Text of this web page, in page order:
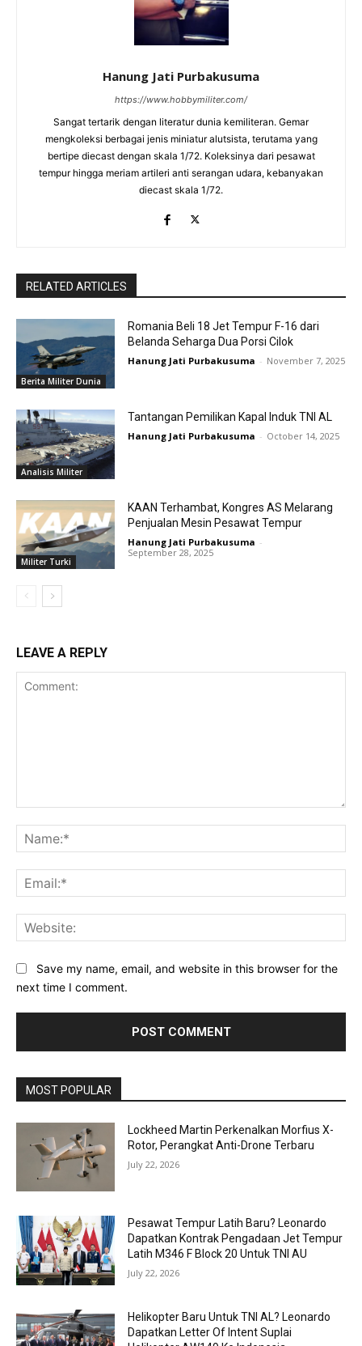
Hanung Jati Purbakusuma
https://www.hobbymiliter.com/
Sangat tertarik dengan literatur dunia kemiliteran. Gemar
mengkoleksi berbagai jenis miniatur alutsista, terutama yang
bertipe diecast dengan skala 1/72. Koleksinya dari pesawat
tempur hingga meriam artileri anti serangan udara, kebanyakan
diecast skala 1/72.
RELATED ARTICLES
Berita Militer Dunia
Romania Beli 18 Jet Tempur F-16 dari
Belanda Seharga Dua Porsi Cilok
Hanung Jati Purbakusuma - November 7, 2025
Analisis Militer
Tantangan Pemilikan Kapal Induk TNI AL
Hanung Jati Purbakusuma - October 14, 2025
Militer Turki
KAAN Terhambat, Kongres AS Melarang
Penjualan Mesin Pesawat Tempur
Hanung Jati Purbakusuma -
September 28, 2025
LEAVE A REPLY
Save my name, email, and website in this browser for the
next time I comment.
MOST POPULAR
Lockheed Martin Perkenalkan Morfius X-
Rotor, Perangkat Anti-Drone Terbaru
July 22, 2026
Pesawat Tempur Latih Baru? Leonardo
Dapatkan Kontrak Pengadaan Jet Tempur
Latih M346 F Block 20 Untuk TNI AU
July 22, 2026
Helikopter Baru Untuk TNI AL? Leonardo
Dapatkan Letter Of Intent Suplai